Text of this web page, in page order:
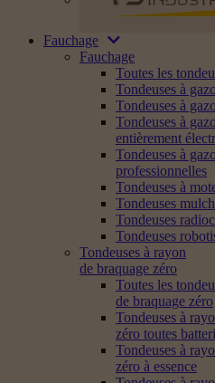
Fauchage
Fauchage
Toutes les
Tondeuses à
Tondeuses à
Tondeuses à
entièrement
Tondeuses à
professionnelles
Tondeuses à
Tondeuses
Tondeuses
Tondeuses
Tondeuses à rayon
de braquage zéro
Toutes les
de braquage zéro
Tondeuses à
zéro toutes
Tondeuses à
zéro à essence